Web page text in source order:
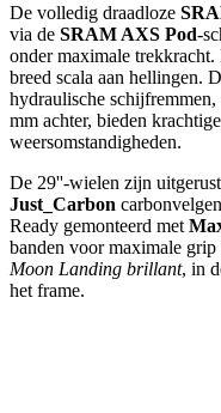
De volledig draadloze
via de SRAM AXS Pod-
onder maximale trekkracht.
breed scala aan hellingen.
hydraulische
mm achter, bieden
weersomstandigheden.
De 29''-wielen zijn
Just_Carbon
Ready gemonteerd met
banden voor maximale
Moon Landing brillant, in
het frame.